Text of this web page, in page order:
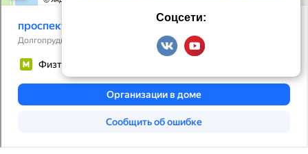
Соцсети: